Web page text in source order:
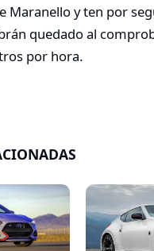
Maranello y ten por
quedado al
por hora.